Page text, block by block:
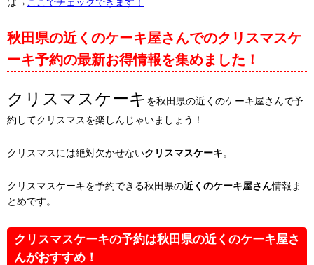
秋田県の近くのケーキ屋さんでのクリスマスケ
ーキ予約の最新お得情報を集めました！
クリスマスケーキ を秋田県の近くのケーキ屋さんで予
約してクリスマスを楽しんじゃいましょう！
クリスマスには絶対欠かせないクリスマスケーキ。
クリスマスケーキを予約できる秋田県の近くのケーキ屋さん情報ま
とめです。
クリスマスケーキの予約は秋田県の近くのケーキ屋さ
んがおすすめ！